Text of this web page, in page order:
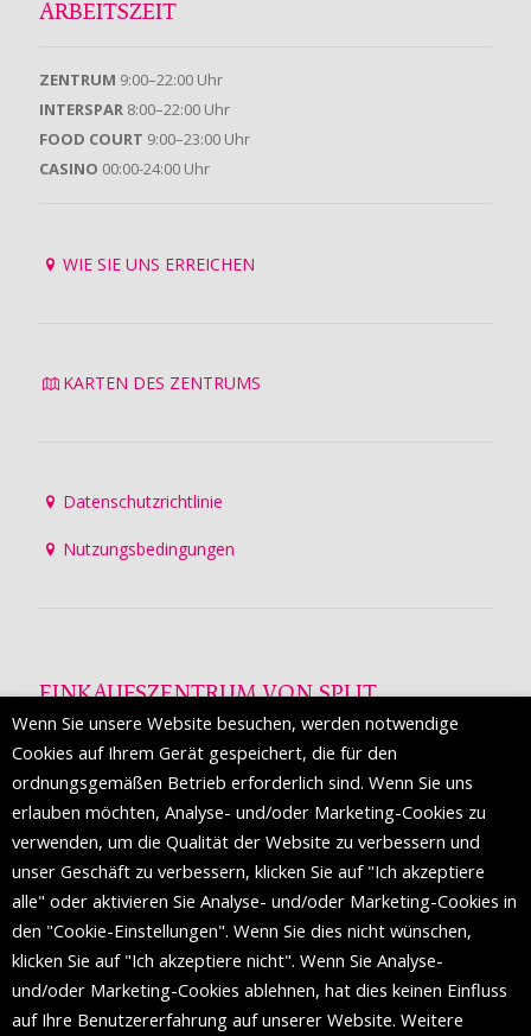
ARBEITSZEIT
ZENTRUM 9:00–22:00 Uhr
INTERSPAR 8:00–22:00 Uhr
FOOD COURT 9:00–23:00 Uhr
CASINO 00:00-24:00 Uhr
WIE SIE UNS ERREICHEN
KARTEN DES ZENTRUMS
Datenschutzrichtlinie
Nutzungsbedingungen
EINKAUFSZENTRUM VON SPLIT
Die Mall of Split
ist ein prestigeträchtiges Einkaufsziel mit
etwa 200 Einzelhandelsmarken und einer Reihe von
Weltmodemarken, die zum ersten Mal in Split erscheinen.
FOLGEN SIE UNS
Wenn Sie unsere Website besuchen, werden notwendige
Cookies auf Ihrem Gerät gespeichert, die für den
ordnungsgemäßen Betrieb erforderlich sind. Wenn Sie uns
erlauben möchten, Analyse- und/oder Marketing-Cookies zu
verwenden, um die Qualität der Website zu verbessern und
unser Geschäft zu verbessern, klicken Sie auf "Ich akzeptiere
alle" oder aktivieren Sie Analyse- und/oder Marketing-Cookies in
den "Cookie-Einstellungen". Wenn Sie dies nicht wünschen,
klicken Sie auf "Ich akzeptiere nicht". Wenn Sie Analyse-
und/oder Marketing-Cookies ablehnen, hat dies keinen Einfluss
auf Ihre Benutzererfahrung auf unserer Website. Weitere